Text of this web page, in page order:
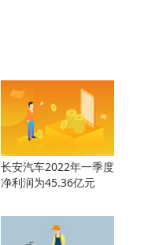
长安汽车2022年一季度
净利润为45.36亿元